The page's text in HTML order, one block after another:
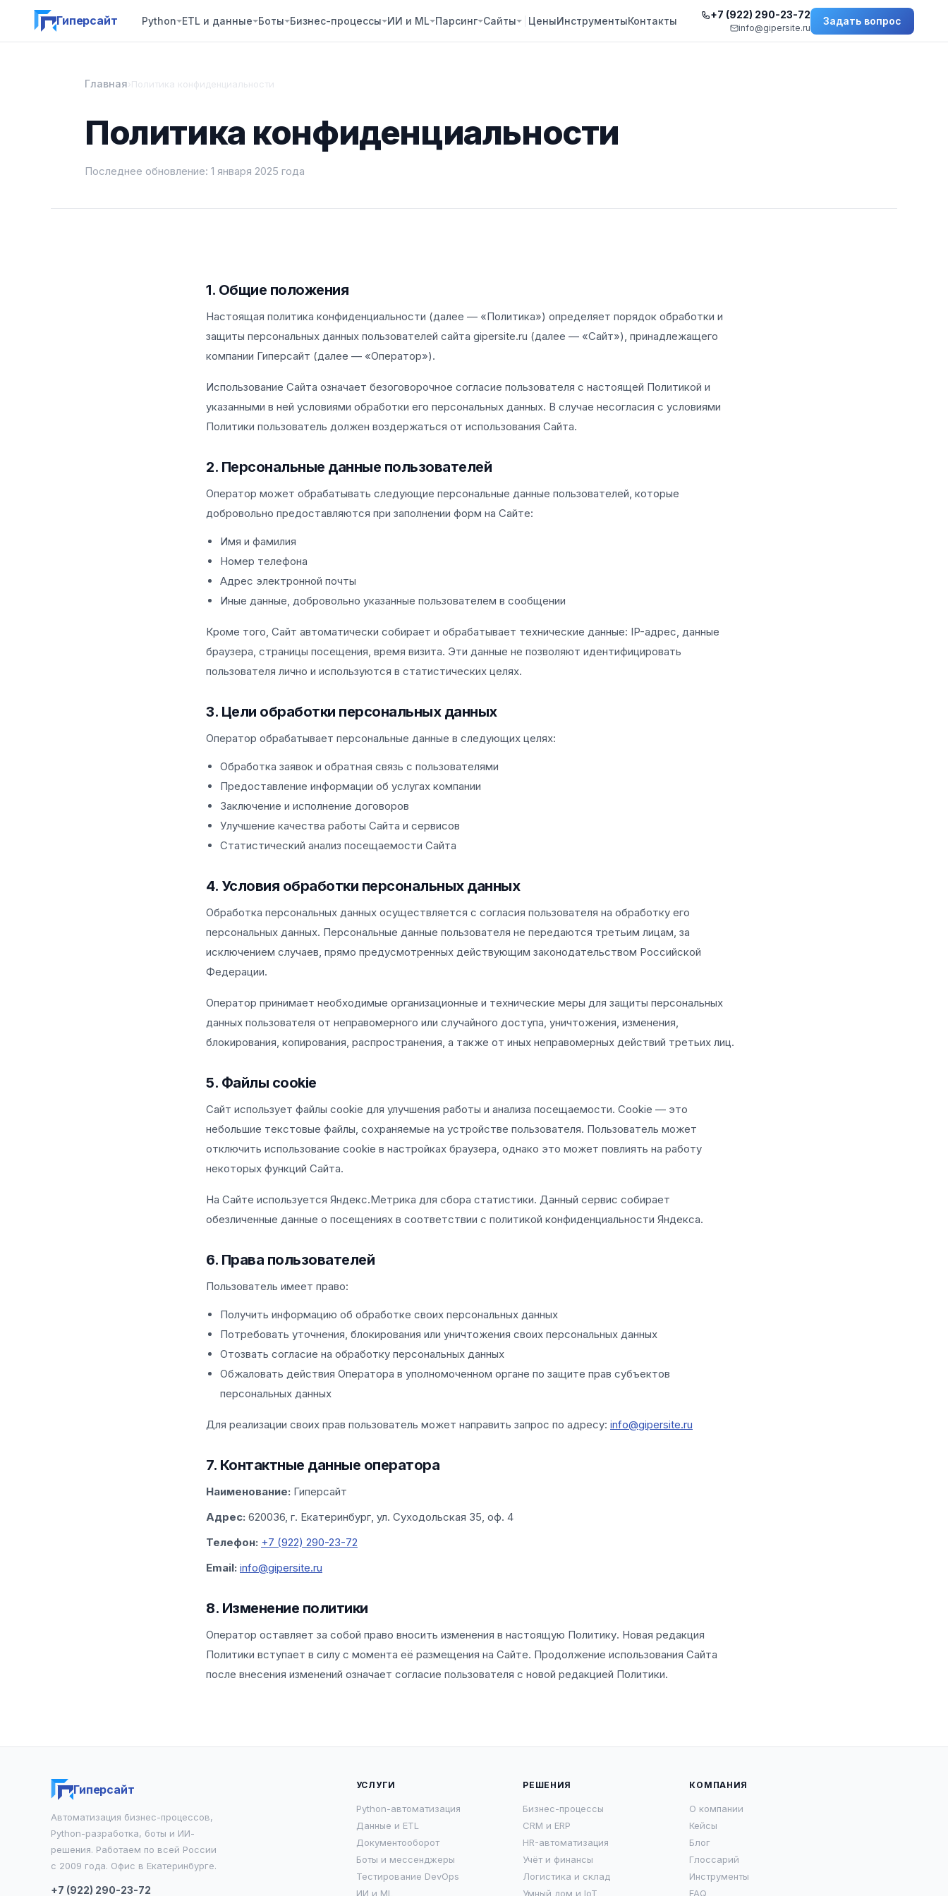
Гиперсайт Python ETL и данные Боты Бизнес-процессы ИИ и ML Парсинг Сайты ЦеныИнструментыКонтакты +7 (922) 290-23-72
info@gipersite.ru
Задать вопрос
Главная›Политика конфиденциальности
Политика конфиденциальности
Последнее обновление: 1 января 2025 года
1. Общие положения
Настоящая политика конфиденциальности (далее — «Политика») определяет порядок обработки и
защиты персональных данных пользователей сайта gipersite.ru (далее — «Сайт»), принадлежащего
компании Гиперсайт (далее — «Оператор»).
Использование Сайта означает безоговорочное согласие пользователя с настоящей Политикой и
указанными в ней условиями обработки его персональных данных. В случае несогласия с условиями
Политики пользователь должен воздержаться от использования Сайта.
2. Персональные данные пользователей
Оператор может обрабатывать следующие персональные данные пользователей, которые
добровольно предоставляются при заполнении форм на Сайте:
Имя и фамилия
Номер телефона
Адрес электронной почты
Иные данные, добровольно указанные пользователем в сообщении
Кроме того, Сайт автоматически собирает и обрабатывает технические данные: IP-адрес, данные
браузера, страницы посещения, время визита. Эти данные не позволяют идентифицировать
пользователя лично и используются в статистических целях.
3. Цели обработки персональных данных
Оператор обрабатывает персональные данные в следующих целях:
Обработка заявок и обратная связь с пользователями
Предоставление информации об услугах компании
Заключение и исполнение договоров
Улучшение качества работы Сайта и сервисов
Статистический анализ посещаемости Сайта
4. Условия обработки персональных данных
Обработка персональных данных осуществляется с согласия пользователя на обработку его
персональных данных. Персональные данные пользователя не передаются третьим лицам, за
исключением случаев, прямо предусмотренных действующим законодательством Российской
Федерации.
Оператор принимает необходимые организационные и технические меры для защиты персональных
данных пользователя от неправомерного или случайного доступа, уничтожения, изменения,
блокирования, копирования, распространения, а также от иных неправомерных действий третьих лиц.
5. Файлы cookie
Сайт использует файлы cookie для улучшения работы и анализа посещаемости. Cookie — это
небольшие текстовые файлы, сохраняемые на устройстве пользователя. Пользователь может
отключить использование cookie в настройках браузера, однако это может повлиять на работу
некоторых функций Сайта.
На Сайте используется Яндекс.Метрика для сбора статистики. Данный сервис собирает
обезличенные данные о посещениях в соответствии с политикой конфиденциальности Яндекса.
6. Права пользователей
Пользователь имеет право:
Получить информацию об обработке своих персональных данных
Потребовать уточнения, блокирования или уничтожения своих персональных данных
Отозвать согласие на обработку персональных данных
Обжаловать действия Оператора в уполномоченном органе по защите прав субъектов
персональных данных
Для реализации своих прав пользователь может направить запрос по адресу: info@gipersite.ru
7. Контактные данные оператора
Наименование: Гиперсайт
Адрес: 620036, г. Екатеринбург, ул. Суходольская 35, оф. 4
Телефон: +7 (922) 290-23-72
Email: info@gipersite.ru
8. Изменение политики
Оператор оставляет за собой право вносить изменения в настоящую Политику. Новая редакция
Политики вступает в силу с момента её размещения на Сайте. Продолжение использования Сайта
после внесения изменений означает согласие пользователя с новой редакцией Политики.
Гиперсайт
Автоматизация бизнес-процессов,
Python-разработка, боты и ИИ-
решения. Работаем по всей России
с 2009 года. Офис в Екатеринбурге.
+7 (922) 290-23-72
УСЛУГИ
Python-автоматизация
Данные и ETL
Документооборот
Боты и мессенджеры
Тестирование DevOps
ИИ и ML
РЕШЕНИЯ
Бизнес-процессы
CRM и ERP
HR-автоматизация
Учёт и финансы
Логистика и склад
Умный дом и IoT
КОМПАНИЯ
О компании
Кейсы
Блог
Глоссарий
Инструменты
FAQ